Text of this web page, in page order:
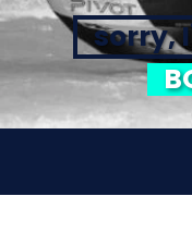
sorry,